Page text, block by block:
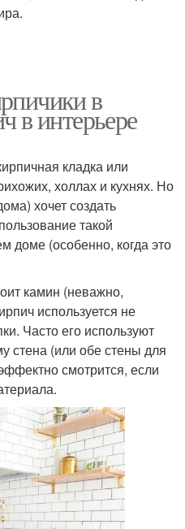
в
в интерьере
кладка или
холлах и кухнях. Но
хочет создать
такой
доме (особенно, когда это
камин (неважно,
используется не
Часто его используют
стена (или обе стены для
смотрится, если